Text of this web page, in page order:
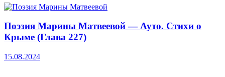
Поэзия Марины Матвеевой — Ауто. Стихи о
Крыме (Глава 227)
15.08.2024